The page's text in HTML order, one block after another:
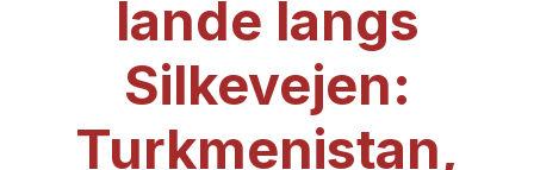
lande langs
Silkevejen:
Turkmenistan,